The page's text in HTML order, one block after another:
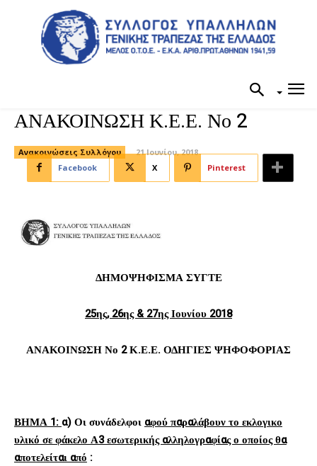
ΑΝΑΚΟΙΝΩΣΗ Κ.Ε.Ε. Νο 2
Ανακοινώσεις Συλλόγου
21 Ιουνίου, 2018
Facebook
X Pinterest
ΔΗΜΟΨΗΦΙΣΜΑ ΣΥΓΤΕ
25ης, 26ης & 27ης Ιουνίου 2018
ΑΝΑΚΟΙΝΩΣΗ Νο 2 Κ.Ε.Ε. ΟΔΗΓΙΕΣ ΨΗΦΟΦΟΡΙΑΣ
ΒΗΜΑ 1: α)Οι συνάδελφοι αφού παραλάβουν το εκλογικο
υλικό σε φάκελο Α3 εσωτερικής αλληλογραφίας ο οποίος θα
αποτελείται από :